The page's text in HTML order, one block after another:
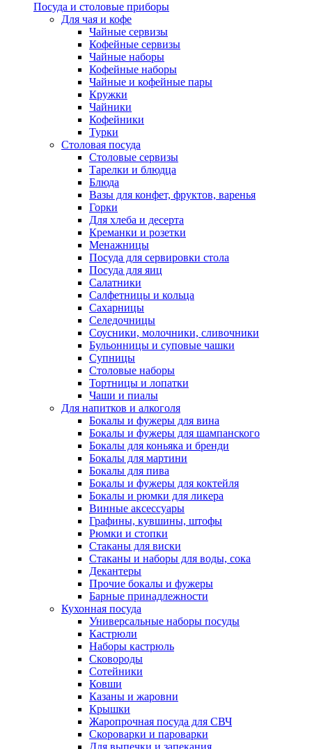
Посуда и столовые приборы
Для чая и кофе
Чайные сервизы
Кофейные сервизы
Чайные наборы
Кофейные наборы
Чайные и кофейные пары
Кружки
Чайники
Кофейники
Турки
Столовая посуда
Столовые сервизы
Тарелки и блюдца
Блюда
Вазы для конфет, фруктов, варенья
Горки
Для хлеба и десерта
Креманки и розетки
Менажницы
Посуда для сервировки стола
Посуда для яиц
Салатники
Салфетницы и кольца
Сахарницы
Селедочницы
Соусники, молочники, сливочники
Бульонницы и суповые чашки
Супницы
Столовые наборы
Тортницы и лопатки
Чаши и пиалы
Для напитков и алкоголя
Бокалы и фужеры для вина
Бокалы и фужеры для шампанского
Бокалы для коньяка и бренди
Бокалы для мартини
Бокалы для пива
Бокалы и фужеры для коктейля
Бокалы и рюмки для ликера
Винные аксессуары
Графины, кувшины, штофы
Рюмки и стопки
Стаканы для виски
Стаканы и наборы для воды, сока
Декантеры
Прочие бокалы и фужеры
Барные принадлежности
Кухонная посуда
Универсальные наборы посуды
Кастрюли
Наборы кастрюль
Сковороды
Сотейники
Ковши
Казаны и жаровни
Крышки
Жаропрочная посуда для СВЧ
Скороварки и пароварки
Для выпечки и запекания